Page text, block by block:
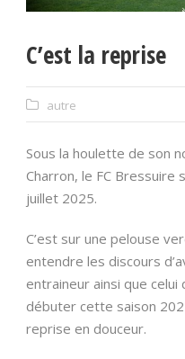
C’est la reprise
autre
Sous la houlette de son
Charron, le FC Bressuire
juillet 2025.
C’est sur une pelouse
entendre les discours
entraineur ainsi que
débuter cette saison
reprise en douceur.